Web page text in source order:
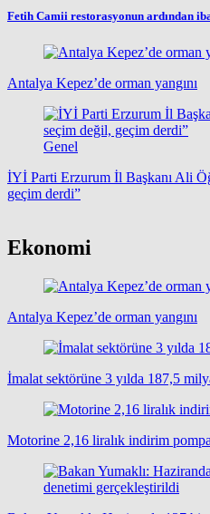
Fetih Camii restorasyonun ardından
Antalya Kepez’de orman yangını
Genel
İYİ Parti Erzurum İl Başkanı Ali
geçim derdi”
Ekonomi
Antalya Kepez’de orman yangını
İmalat sektörüne 3 yılda 187,5
Motorine 2,16 liralık indirim